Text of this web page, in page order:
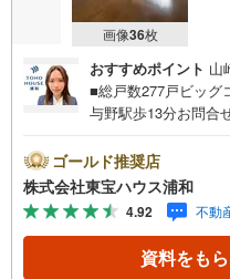
画像36枚
おすすめポイント 山
■総戸数277戸ビッグ
与野駅歩13分お問合
帯はお電話でのお問
ぜひお気軽にご連絡
ョンズグループ 東
東宝ハウス浦和の住
⇒住宅ローン金利優
庫金利1.275％の比
ゴールド推奨店
株式会社東宝ハウス浦和
4.92 不動
資料をも